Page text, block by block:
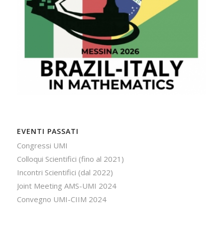
EVENTI PASSATI
Congressi UMI
Colloqui Scientifici (fino al 2021)
Incontri Scientifici (dal 2022)
Joint Meeting AMS-UMI 2024
Convegno UMI-CIIM 2024